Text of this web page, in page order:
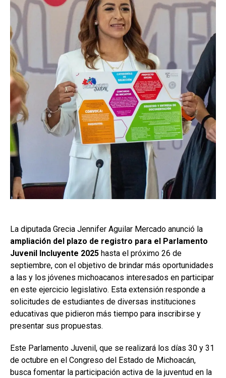
La diputada Grecia Jennifer Aguilar Mercado anunció la
ampliación del plazo de registro para el Parlamento
Juvenil Incluyente 2025 hasta el próximo 26 de
septiembre, con el objetivo de brindar más oportunidades
a las y los jóvenes michoacanos interesados en participar
en este ejercicio legislativo. Esta extensión responde a
solicitudes de estudiantes de diversas instituciones
educativas que pidieron más tiempo para inscribirse y
presentar sus propuestas.
Este Parlamento Juvenil, que se realizará los días 30 y 31
de octubre en el Congreso del Estado de Michoacán,
busca fomentar la participación activa de la juventud en la